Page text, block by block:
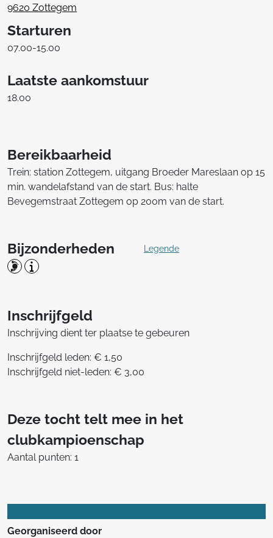
9620 Zottegem
Starturen
07.00-15.00
Laatste aankomstuur
18.00
Bereikbaarheid
Trein: station Zottegem, uitgang Broeder Mareslaan op 15
min. wandelafstand van de start. Bus: halte
Bevegemstraat Zottegem op 200m van de start.
Bijzonderheden Legende
Inschrijfgeld
Inschrijving dient ter plaatse te gebeuren
Inschrijfgeld leden: € 1,50
Inschrijfgeld niet-leden: € 3,00
Deze tocht telt mee in het
clubkampioenschap
Aantal punten: 1
Georganiseerd door